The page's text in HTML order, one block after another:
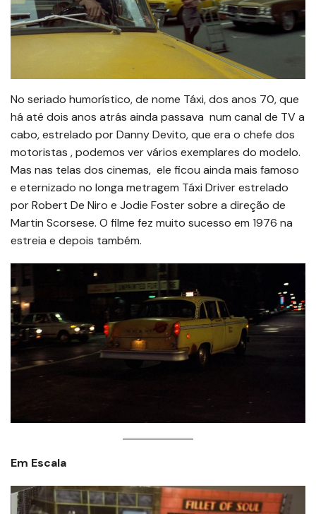
No seriado humorístico, de nome Táxi, dos anos 70, que
há até dois anos atrás ainda passava num canal de TV a
cabo, estrelado por Danny Devito, que era o chefe dos
motoristas , podemos ver vários exemplares do modelo.
Mas nas telas dos cinemas, ele ficou ainda mais famoso
e eternizado no longa metragem Táxi Driver estrelado
por Robert De Niro e Jodie Foster sobre a direção de
Martin Scorsese. O filme fez muito sucesso em 1976 na
estreia e depois também.
Em Escala